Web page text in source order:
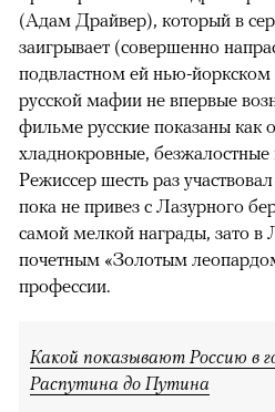
(Адам Драйвер), который в
заигрывает (совершенно
подвластном ей нью-
русской мафии не впервые
фильме русские показаны как
хладнокровные,
Режиссер шесть раз
пока не привез с Лазурного
самой мелкой награды, зато в
почетным «Золотым
профессии.
Какой показывают Россию в
Распутина до Путина